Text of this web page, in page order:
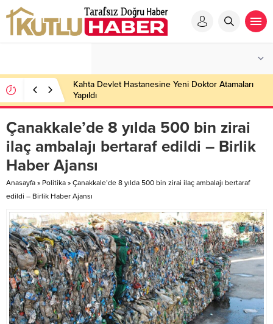
Kahta Devlet Hastanesine Yeni Doktor Atamaları
Yapıldı
Çanakkale’de 8 yılda 500 bin zirai
ilaç ambalajı bertaraf edildi – Birlik
Haber Ajansı
Anasayfa » Politika » Çanakkale’de 8 yılda 500 bin zirai ilaç ambalajı bertaraf
edildi – Birlik Haber Ajansı